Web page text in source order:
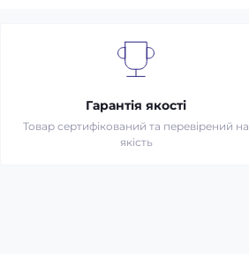
Гарантія якості
Товар сертифікований та перевірений на
якість